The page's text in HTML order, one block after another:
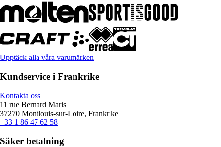
Upptäck alla våra varumärken
Kundservice i Frankrike
Kontakta oss
11 rue Bernard Maris
37270 Montlouis-sur-Loire, Frankrike
+33 1 86 47 62 58
Säker betalning